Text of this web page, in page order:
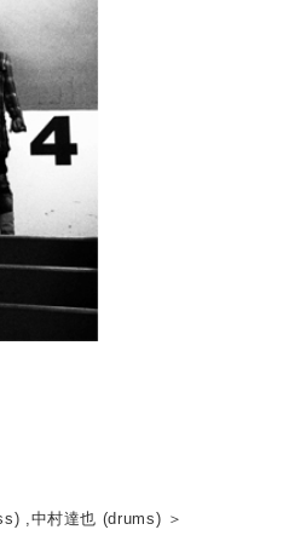
,中村達也 (drums) ＞